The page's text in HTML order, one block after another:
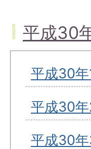
平成30
平成30
平成30
平成30